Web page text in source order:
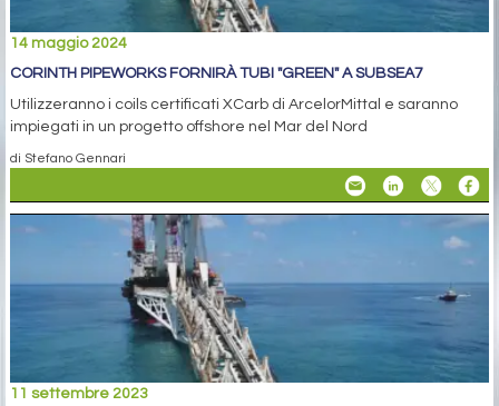
14 maggio 2024
CORINTH PIPEWORKS FORNIRÀ TUBI "GREEN" A SUBSEA7
Utilizzeranno i coils certificati XCarb di ArcelorMittal e saranno
impiegati in un progetto offshore nel Mar del Nord
di Stefano Gennari
11 settembre 2023